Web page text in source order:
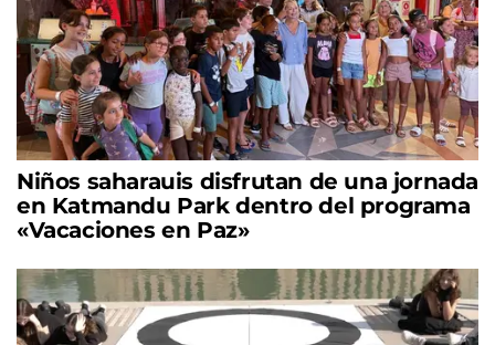
Niños saharauis disfrutan de una jornada
en Katmandu Park dentro del programa
«Vacaciones en Paz»